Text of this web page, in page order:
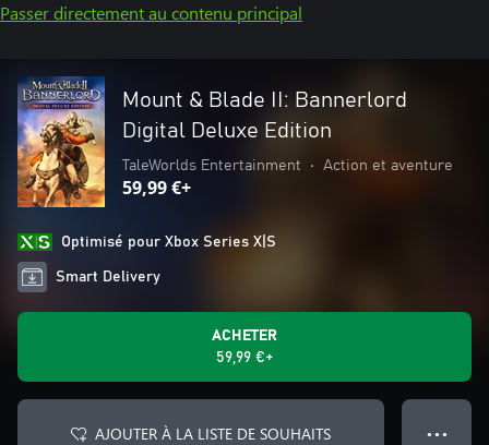
Passer directement au contenu principal
Mount & Blade II: Bannerlord
Digital Deluxe Edition
TaleWorlds Entertainment • Action et aventure
59,99 €+
Optimisé pour Xbox Series X|S
Smart Delivery
ACHETER
59,99 €+
AJOUTER À LA LISTE DE SOUHAITS ● ● ●